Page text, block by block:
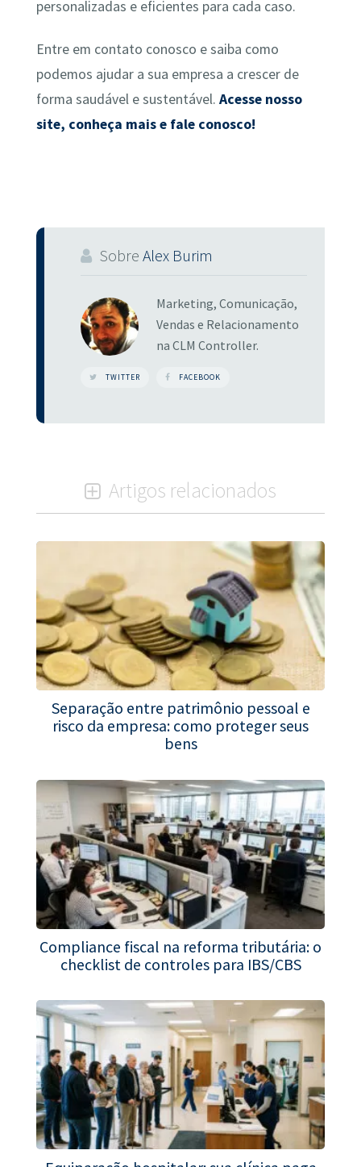
personalizadas e eficientes para cada caso.
Entre em contato conosco e saiba como
podemos ajudar a sua empresa a crescer de
forma saudável e sustentável. Acesse nosso
site, conheça mais e fale conosco!
Sobre Alex Burim
Marketing, Comunicação,
Vendas e Relacionamento
na CLM Controller.
TWITTER FACEBOOK
Artigos relacionados
Separação entre patrimônio pessoal e
risco da empresa: como proteger seus
bens
Compliance fiscal na reforma tributária: o
checklist de controles para IBS/CBS